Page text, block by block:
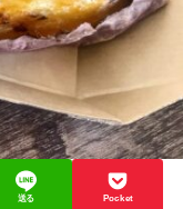
送る Pocket